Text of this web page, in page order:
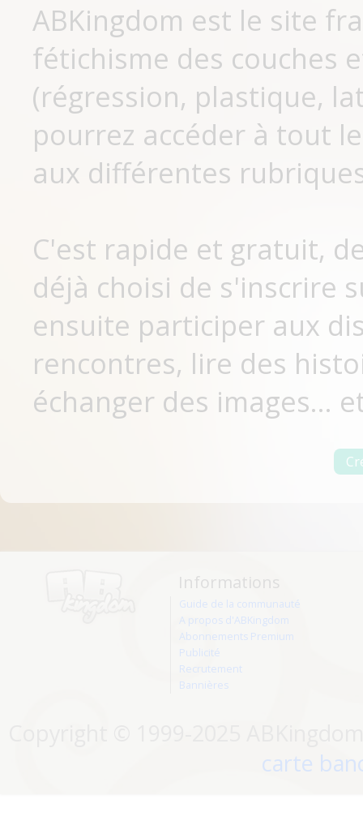
ABKingdom est le site
fétichisme des couches
(régression, plastique,
pourrez accéder à tout
aux différentes
C'est rapide et gratuit,
déjà choisi de s'inscrire
ensuite participer aux
rencontres, lire des
échanger des images...
Informations
Guide de la communauté
A propos d'ABKingdom
Abonnements Premium
Publicité
Recrutement
Bannières
carte